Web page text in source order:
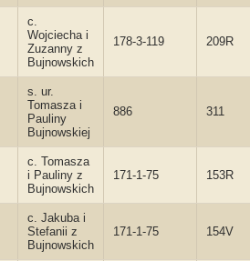
c.
Wojciecha i
Zuzanny z
Bujnowskich
178-3-119 209R
s. ur.
Tomasza i
Pauliny
Bujnowskiej
886 311
c. Tomasza
i Pauliny z
Bujnowskich
171-1-75 153R
c. Jakuba i
Stefanii z
Bujnowskich
171-1-75 154V